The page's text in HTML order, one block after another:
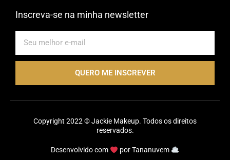
r
m
o
e
e
t
p
i
Inscreva-se na minha newsletter
QUERO ME INSCREVER
Copyright 2022 © Jackie Makeup. Todos os direitos
reservados.
Desenvolvido com porTananuvem